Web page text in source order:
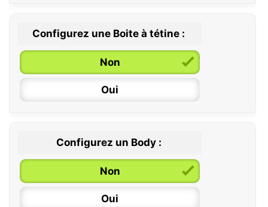
Configurez une Boite à tétine :
Non
Oui
Configurez un Body :
Non
Oui